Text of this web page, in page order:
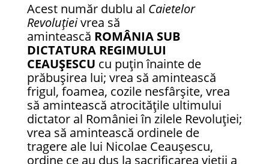
Acest număr dublu al Caietelor
Revoluțieivrea să
amintească ROMÂNIA SUB
DICTATURA REGIMULUI
CEAUȘESCU cu puțin înainte de
prăbușirea lui; vrea să amintească
frigul, foamea, cozile nesfârșite, vrea
să amintească atrocitățile ultimului
dictator al României în zilele Revoluției;
vrea să amintească ordinele de
tragere ale lui Nicolae Ceaușescu,
ordine ce au dus la sacrificarea vieții a